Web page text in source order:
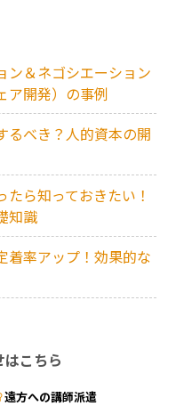
ン＆ネゴシエーション
ア開発）の事例
るべき？人的資本の開
たら知っておきたい！
知識
着率アップ！効果的な
こちら
遠方への講師派遣